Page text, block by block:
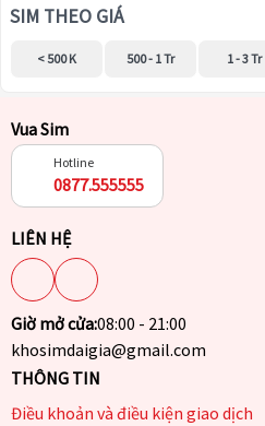
SIM THEO GIÁ
< 500 K 500 - 1 Tr 1 - 3 Tr
Vua Sim
Hotline
0877.555555
LIÊN HỆ
Giờ mở cửa:08:00 - 21:00
khosimdaigia@gmail.com
THÔNG TIN
Điều khoản và điều kiện giao dịch